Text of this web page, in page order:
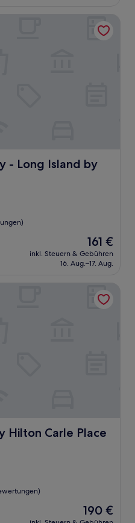
- Long Island by
Island by IHG
Der
Preis
beträgt
161 €
inkl. Steuern & Gebühren
16. Aug.–17. Aug.
Hilton Carle Place
Carle Place - Garden City,
Der
Preis
190 €
Place - Garden City, NY